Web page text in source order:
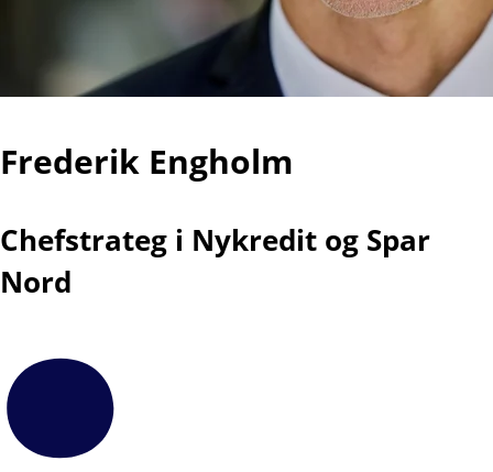
Frederik Engholm
Chefstrateg i Nykredit og Spar
Nord